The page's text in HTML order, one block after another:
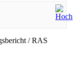
/ RAS